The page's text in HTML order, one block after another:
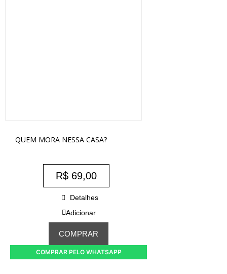
QUEM MORA NESSA CASA?
R$69,00
Detalhes
Adicionar
COMPRAR
COMPRAR PELO WHATSAPP